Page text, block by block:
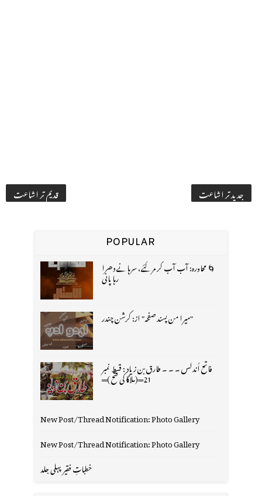
جدید تر اشاعت قدیم تر اشاعت
POPULAR
🌀 محاورہ: آب آب کر مر گئے، سرہانے دھرا
رہا پانی
"میرا من پسند صفحہ" از: کرشن چندر
فاتح اُندلس ۔ ۔ ۔ طارق بن زیاد : قسط نمبر
21═(ملاگا کی فتح )═
New Post/Thread Notification: Photo Gallery
New Post/Thread Notification: Photo Gallery
خطباتِ فقیر پہلی جلد